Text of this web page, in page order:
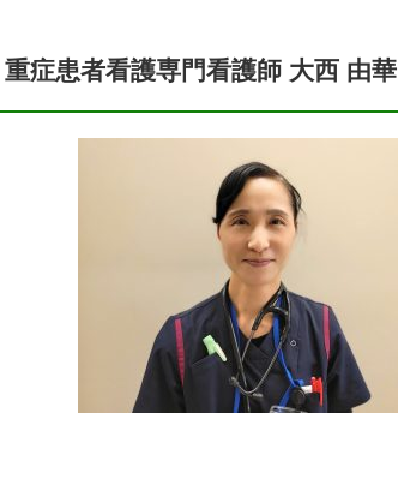
症患者看護専門看護師 大西 由華